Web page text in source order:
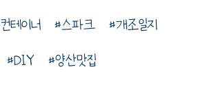
컨테이너 스파크
개조일지
DIY
양산맛집